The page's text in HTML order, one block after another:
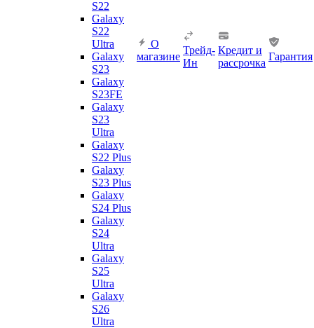
S22
Galaxy
S22
Ultra
Galaxy
S23
Galaxy
S23FE
Galaxy
S23
Ultra
Galaxy
S22 Plus
Galaxy
S23 Plus
Galaxy
S24 Plus
Galaxy
S24
Ultra
Galaxy
S25
Ultra
Galaxy
S26
Ultra
О
магазине
Трейд-
Ин
Кредит и
рассрочка
Гарантия